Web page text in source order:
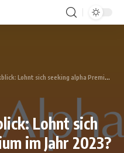
sich seeking alpha Premium im Jahr 2023?
Lohnt sich
im Jahr 2023?